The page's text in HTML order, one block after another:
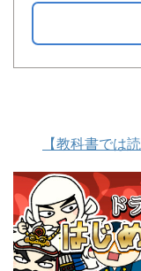
【教科書では